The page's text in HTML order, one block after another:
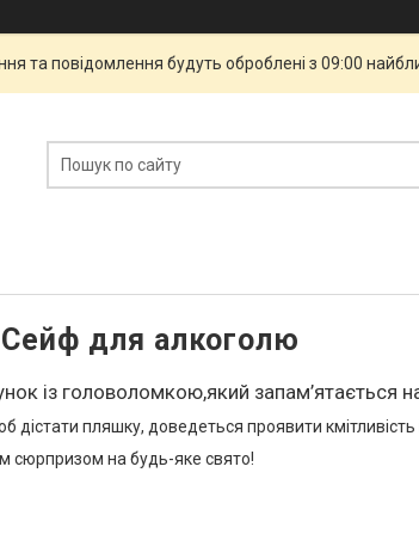
та повідомлення будуть оброблені з 09:00
Сейф для алкоголю
із головоломкою,який запам’ятається
дістати пляшку, доведеться проявити кмітливість
сюрпризом на будь-яке свято!